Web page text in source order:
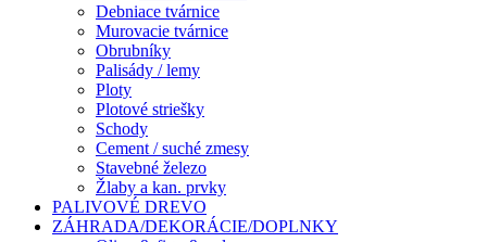
Debniace tvárnice
Murovacie tvárnice
Obrubníky
Palisády / lemy
Ploty
Plotové striešky
Schody
Cement / suché zmesy
Stavebné železo
Žlaby a kan. prvky
PALIVOVÉ DREVO
ZÁHRADA/DEKORÁCIE/DOPLNKY